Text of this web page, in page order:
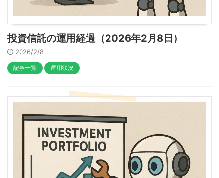
投資信託の運用経過（2026年2月8日）
2026/2/8
記事一覧 運用状況